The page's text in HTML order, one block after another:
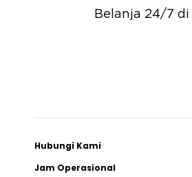
Belanja 24/7
Hubungi Kami
Jam Operasional